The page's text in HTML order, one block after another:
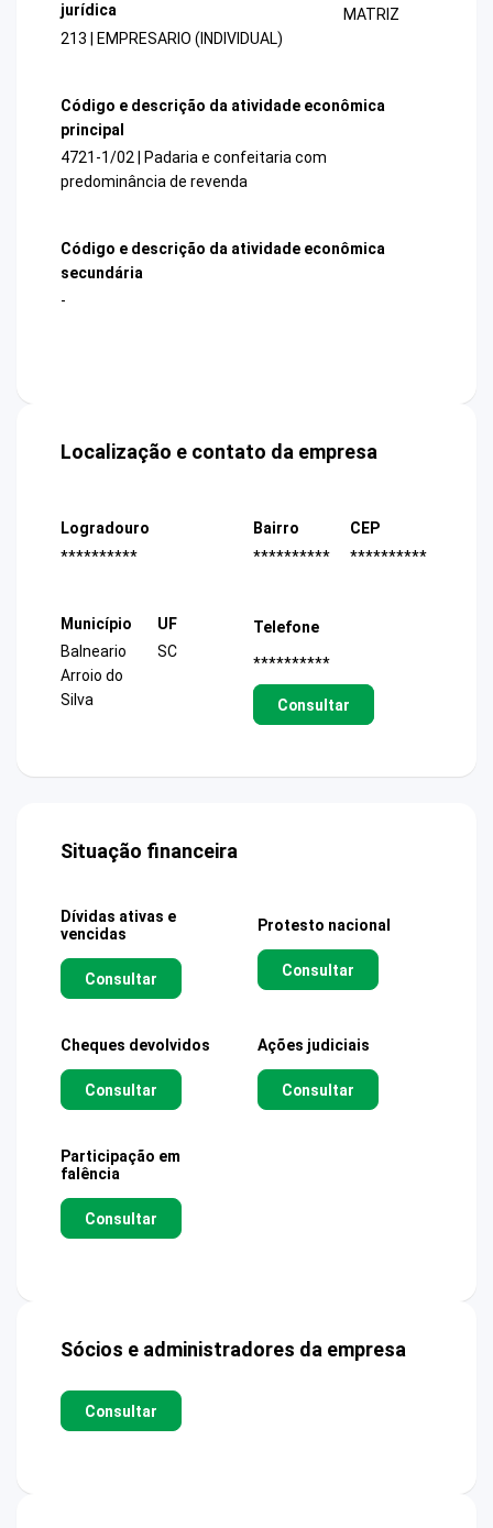
jurídica
213 | EMPRESARIO (INDIVIDUAL)
MATRIZ
Código e descrição da atividade econômica
principal
4721-1/02 | Padaria e confeitaria com
predominância de revenda
Código e descrição da atividade econômica
secundária
-
Localização e contato da empresa
Logradouro
**********
Bairro
**********
CEP
**********
Município
Balneario
Arroio do
Silva
UF
SC
Telefone
**********
Consultar
Situação financeira
Dívidas ativas e
vencidas
Consultar
Protesto nacional
Consultar
Cheques devolvidos
Consultar
Ações judiciais
Consultar
Participação em
falência
Consultar
Sócios e administradores da empresa
Consultar